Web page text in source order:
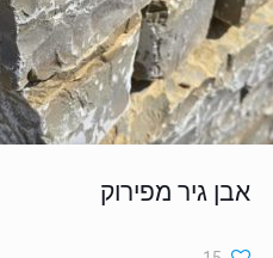
אבן גיר מפירוק